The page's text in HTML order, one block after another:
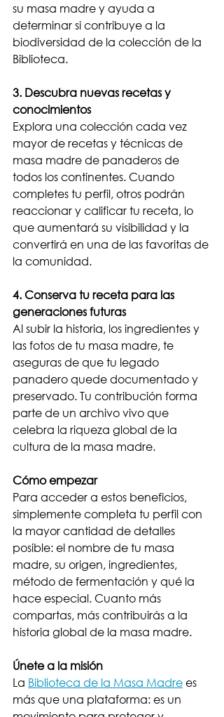
su masa madre y ayuda a
determinar si contribuye a la
biodiversidad de la colección de la
Biblioteca.
3. Descubra nuevas recetas y
conocimientos
Explora una colección cada vez
mayor de recetas y técnicas de
masa madre de panaderos de
todos los continentes. Cuando
completes tu perfil, otros podrán
reaccionar y calificar tu receta, lo
que aumentará su visibilidad y la
convertirá en una de las favoritas de
la comunidad.
4. Conserva tu receta para las
generaciones futuras
Al subir la historia, los ingredientes y
las fotos de tu masa madre, te
aseguras de que tu legado
panadero quede documentado y
preservado. Tu contribución forma
parte de un archivo vivo que
celebra la riqueza global de la
cultura de la masa madre.
Cómo empezar
Para acceder a estos beneficios,
simplemente completa tu perfil con
la mayor cantidad de detalles
posible: el nombre de tu masa
madre, su origen, ingredientes,
método de fermentación y qué la
hace especial. Cuanto más
compartas, más contribuirás a la
historia global de la masa madre.
Únete a la misión
La Biblioteca de la Masa Madre es
más que una plataforma: es un